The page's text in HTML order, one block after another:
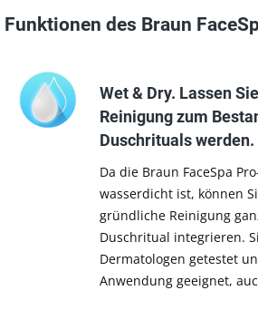
Funktionen des Braun
Wet & Dry. Lassen
Reinigung zum
Duschrituals werden.
Da die Braun FaceSpa
wasserdicht ist, können
gründliche Reinigung
Duschritual integrieren.
Dermatologen getestet
Anwendung geeignet,